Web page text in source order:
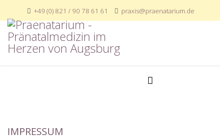
+49 (0) 821 / 90 78 61 61 praxis@praenatarium.de
IMPRESSUM